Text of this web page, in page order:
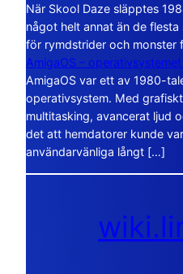
När Skool Daze släpptes
något helt annat än de
för rymdstrider och monster
AmigaOS –
AmigaOS var ett av 1980-
operativsystem. Med
multitasking, avancerat ljud
det att hemdatorer kunde
användarvänliga långt […]